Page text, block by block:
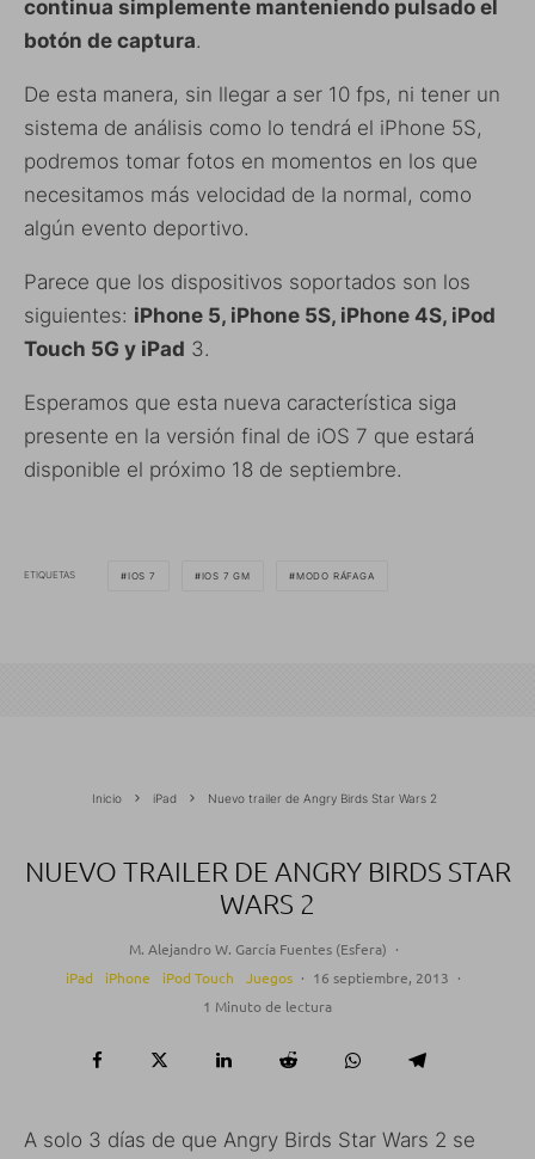
continua simplemente manteniendo pulsado el
botón de captura.
De esta manera, sin llegar a ser 10 fps, ni tener un
sistema de análisis como lo tendrá el iPhone 5S,
podremos tomar fotos en momentos en los que
necesitamos más velocidad de la normal, como
algún evento deportivo.
Parece que los dispositivos soportados son los
siguientes: iPhone 5, iPhone 5S, iPhone 4S, iPod
Touch 5G y iPad 3.
Esperamos que esta nueva característica siga
presente en la versión final de iOS 7 que estará
disponible el próximo 18 de septiembre.
ETIQUETAS IOS 7 IOS 7 GM MODO RÁFAGA
Inicio iPad Nuevo trailer de Angry Birds Star Wars 2
NUEVO TRAILER DE ANGRY BIRDS STAR
WARS 2
M. Alejandro W. García Fuentes (Esfera) ·
iPad
iPhone iPod Touch Juegos · 16 septiembre, 2013 ·
1 Minuto de lectura
A solo 3 días de que Angry Birds Star Wars 2 se